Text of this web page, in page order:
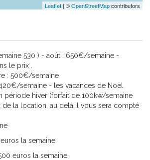
Leaflet | ©OpenStreetMapcontributors
530 ) - août : 650€/semaine -
le prix .
: 500€/semaine
semaine - les vacances de Noël
période hiver (forfait de 100kw/semaine
la location, au delà il vous sera compté
la semaine
euros la semaine